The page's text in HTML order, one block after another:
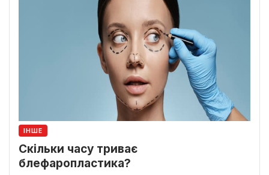
ІНШЕ
Скільки часу триває
блефаропластика?